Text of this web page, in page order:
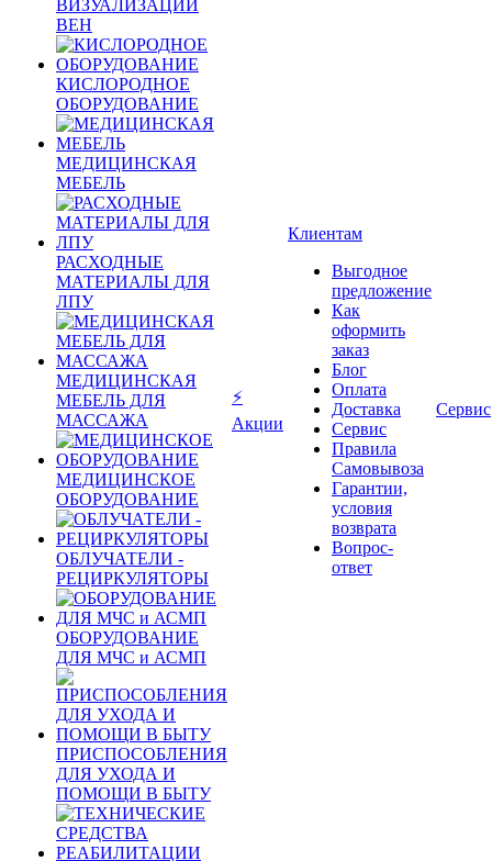
ВИЗУАЛИЗАЦИИ
ВЕН
КИСЛОРОДНОЕ
ОБОРУДОВАНИЕ
МЕДИЦИНСКАЯ
МЕБЕЛЬ
РАСХОДНЫЕ
МАТЕРИАЛЫ ДЛЯ
ЛПУ
МЕДИЦИНСКАЯ
МЕБЕЛЬ ДЛЯ
МАССАЖА
МЕДИЦИНСКОЕ
ОБОРУДОВАНИЕ
ОБЛУЧАТЕЛИ -
РЕЦИРКУЛЯТОРЫ
ОБОРУДОВАНИЕ
ДЛЯ МЧС и АСМП
ПРИСПОСОБЛЕНИЯ
ДЛЯ УХОДА И
ПОМОЩИ В БЫТУ
⚡
Акции
Клиентам
Выгодное
предложение
Как
оформить
заказ
Блог
Оплата
Доставка
Сервис
Правила
Самовывоза
Гарантии,
условия
возврата
Вопрос-
ответ
Сервис